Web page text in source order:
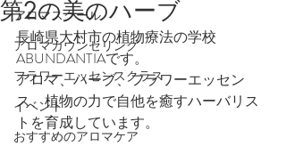
アロマスクール
アロマカウンセリング
フラワーエッセンスクラス
イベント
おすすめのアロマケア
第2の美のハーブ
長崎県大村市の植物療法の学校
ABUNDANTIAです。
アロマ、ハーブ、フラワーエッセン
ス、植物の力で自他を癒すハーバリス
トを育成しています。